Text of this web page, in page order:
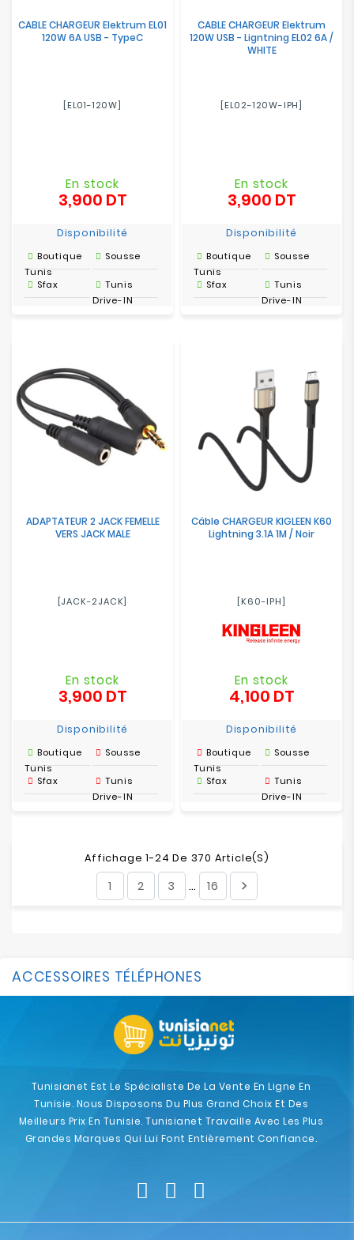
CABLE CHARGEUR Elektrum EL01
120W 6A USB - TypeC
[EL01-120W]
En stock
3,900 DTPrix
Disponibilité
Boutique
Tunis
Sousse
Sfax
Tunis
Drive-IN
CABLE CHARGEUR Elektrum
120W USB - Ligntning EL02 6A /
WHITE
[EL02-120W-IPH]
En stock
3,900 DTPrix
Disponibilité
Boutique
Tunis
Sousse
Sfax
Tunis
Drive-IN
ADAPTATEUR 2 JACK FEMELLE
VERS JACK MALE
[JACK-2JACK]
En stock
3,900 DTPrix
Disponibilité
Boutique
Tunis
Sousse
Sfax
Tunis
Drive-IN
Câble CHARGEUR KIGLEEN K60
Lightning 3.1A 1M / Noir
[K60-IPH]
En stock
4,100 DTPrix
Disponibilité
Boutique
Tunis
Sousse
Sfax
Tunis
Drive-IN
Affichage 1-24 De 370 Article(s)
1 2 3 … 16 
ACCESSOIRES TÉLÉPHONES
Tunisianet Est Le Spécialiste De La Vente En Ligne En
Tunisie. Nous Disposons Du Plus Grand Choix Et Des
Meilleurs Prix En Tunisie. Tunisianet Travaille Avec Les Plus
Grandes Marques Qui Lui Font Entièrement Confiance.